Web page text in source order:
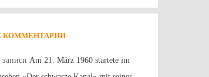
КОММЕНТАРИИ
записи Am 21. März 1960 startete im